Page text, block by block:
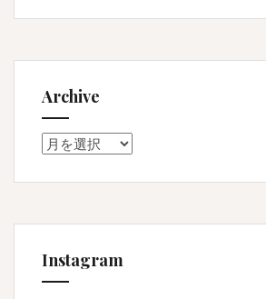
Archive
Archive
Instagram